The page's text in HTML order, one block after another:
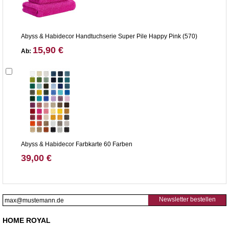
Abyss & Habidecor Handtuchserie Super Pile Happy Pink (570)
Ab: 15,90 €
Abyss & Habidecor Farbkarte 60 Farben
39,00 €
Newsletter bestellen
HOME ROYAL